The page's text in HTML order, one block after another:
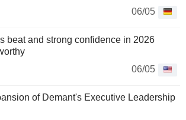
06/05
beat and strong confidence in 2026
06/05
of Demant's Executive Leadership